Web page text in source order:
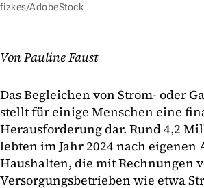
fizkes/AdobeStock
Von Pauline Faust
Das Begleichen von Strom- oder
stellt für einige Menschen eine
Herausforderung dar. Rund 4,2
lebten im Jahr 2024 nach eigenen
Haushalten, die mit Rechnungen
Versorgungsbetrieben wie etwa